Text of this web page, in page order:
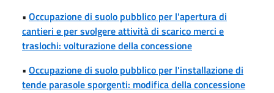
• Occupazione di suolo pubblico per l'apertura di
cantieri e per svolgere attività di scarico merci e
traslochi: volturazione della concessione
• Occupazione di suolo pubblico per l'installazione di
tende parasole sporgenti: modifica della concessione